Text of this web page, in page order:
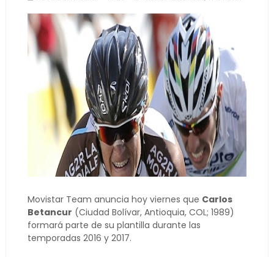
Movistar Team anuncia hoy viernes que Carlos
Betancur (Ciudad Bolívar, Antioquia, COL; 1989)
formará parte de su plantilla durante las
temporadas 2016 y 2017.